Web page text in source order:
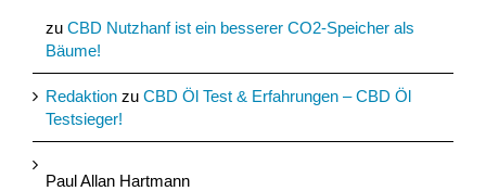
zu CBD Nutzhanf ist ein besserer CO2-Speicher als
Bäume!
Redaktion zu CBD Öl Test & Erfahrungen – CBD Öl
Testsieger!
Paul Allan Hartmann